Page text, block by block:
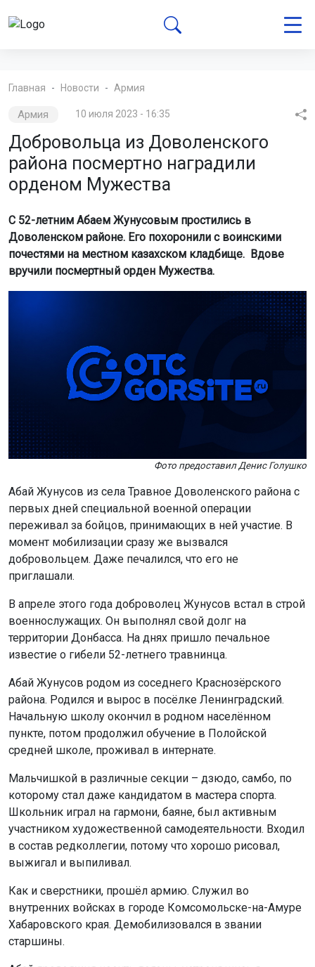
Главная Новости Армия
Армия 10 июля 2023 - 16:35
Добровольца из Доволенского
района посмертно наградили
орденом Мужества
С 52-летним Абаем Жунусовым простились в
Доволенском районе. Его похоронили с воинскими
почестями на местном казахском кладбище. Вдове
вручили посмертный орден Мужества.
Фото предоставил Денис Голушко
Абай Жунусов из села Травное Доволенского района с
первых дней специальной военной операции
переживал за бойцов, принимающих в ней участие. В
момент мобилизации сразу же вызвался
добровольцем. Даже печалился, что его не
приглашали.
В апреле этого года доброволец Жунусов встал в строй
военнослужащих. Он выполнял свой долг на
территории Донбасса. На днях пришло печальное
известие о гибели 52-летнего травнинца.
Абай Жунусов родом из соседнего Краснозёрского
района. Родился и вырос в посёлке Ленинградский.
Начальную школу окончил в родном населённом
пункте, потом продолжил обучение в Полойской
средней школе, проживал в интернате.
Мальчишкой в различные секции – дзюдо, самбо, по
которому стал даже кандидатом в мастера спорта.
Школьник играл на гармони, баяне, был активным
участником художественной самодеятельности. Входил
в состав редколлегии, потому что хорошо рисовал,
выжигал и выпиливал.
Как и сверстники, прошёл армию. Служил во
внутренних войсках в городе Комсомольске-на-Амуре
Хабаровского края. Демобилизовался в звании
старшины.